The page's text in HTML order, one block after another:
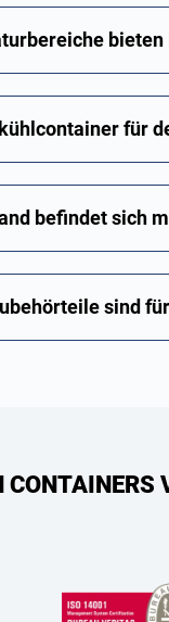
für
befindet sich
sind